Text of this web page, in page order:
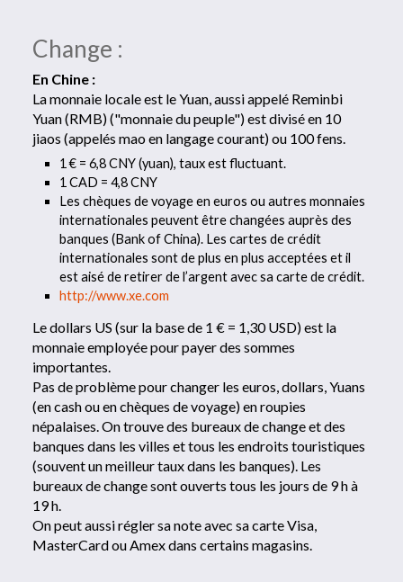
Change :
En Chine :
La monnaie locale est le Yuan, aussi appelé Reminbi
Yuan (RMB) ("monnaie du peuple") est divisé en 10
jiaos (appelés mao en langage courant) ou 100 fens.
1 € = 6,8 CNY (yuan), taux est fluctuant.
1 CAD = 4,8 CNY
Les chèques de voyage en euros ou autres monnaies
internationales peuvent être changées auprès des
banques (Bank of China). Les cartes de crédit
internationales sont de plus en plus acceptées et il
est aisé de retirer de l’argent avec sa carte de crédit.
http://www.xe.com
Le dollars US (sur la base de 1 € = 1,30 USD) est la
monnaie employée pour payer des sommes
importantes.
Pas de problème pour changer les euros, dollars, Yuans
(en cash ou en chèques de voyage) en roupies
népalaises. On trouve des bureaux de change et des
banques dans les villes et tous les endroits touristiques
(souvent un meilleur taux dans les banques). Les
bureaux de change sont ouverts tous les jours de 9 h à
19 h.
On peut aussi régler sa note avec sa carte Visa,
MasterCard ou Amex dans certains magasins.